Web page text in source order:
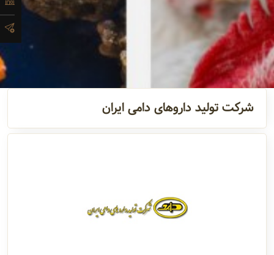
آدرس و
اطلاعات
تماس
مدیران و
شرکت تولید داروهای دامی ایران